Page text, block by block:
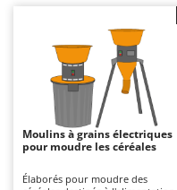
Aspirateurs - Balais
Aspirateurs à
Aspirateurs à
Aspirateurs de
Aspirateurs
Atomiseurs
Atomiseurs pour
Airmec
AL-KO
ALA 2000
Alce
Alpina
Ama
Moulins à grains électriques
pour moudre les céréales
Élaborés pour moudre des